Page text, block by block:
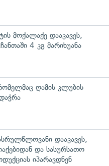
მოქალაქე დააკავეს,
4 კგ მარიხუანა
ღამის კლუბის
დააკავეს,
და სასურსათო
იპარავდნენ